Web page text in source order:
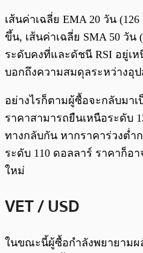
เส้นค่าเฉลี่ย EMA 20 วัน
ขึ้น, เส้นค่าเฉลี่ย SMA 50 วัน
ระดับคงที่และดัชนี RSI อยู่เ
บอกถึงความสมดุลระหว่างอุ
อย่างไรก็ตามผู้ซื้อจะกลับมา
ราคาสามารถยืนเหนือระดับ
ทางกลับกัน หากราคาร่วงต่
ระดับ 110 ดอลลาร์ ราคาก็อ
ใหม่
VET / USD
ในขณะนี้ผู้ซื้อกำลังพยายามผ